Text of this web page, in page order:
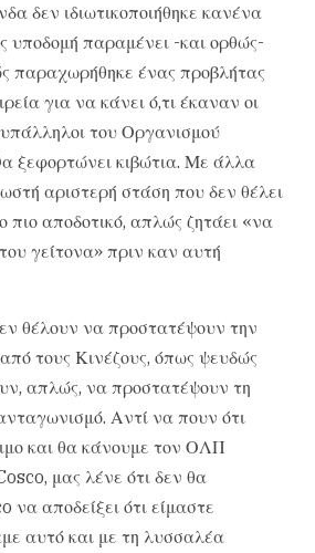
δεν ιδιωτικοποιήθηκε κανένα
υποδομή παραμένει -και ορθώς-
παραχωρήθηκε ένας προβλήτας
για να κάνει ό,τι έκαναν οι
του Οργανισμού
ξεφορτώνει κιβώτια. Με άλλα
αριστερή στάση που δεν θέλει
πιο αποδοτικό, απλώς ζητάει «να
γείτονα» πριν καν αυτή
θέλουν να προστατέψουν την
τους Κινέζους, όπως ψευδώς
απλώς, να προστατέψουν τη
Αντί να πουν ότι
και θα κάνουμε τον ΟΛΠ
μας λένε ότι δεν θα
να αποδείξει ότι είμαστε
αυτό και με τη λυσσαλέα